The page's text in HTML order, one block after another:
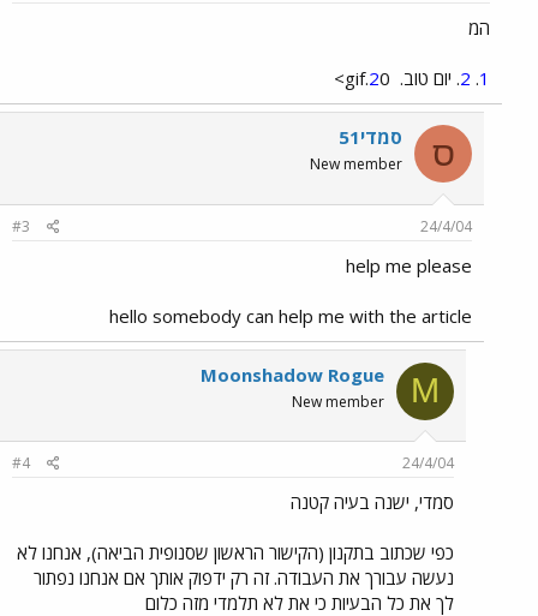
המ
1
.
2. יום טוב. 20.gif>
ס סמדי51
New member
24/4/04
#3
help me please
hello somebody can help me with the article
M
Moonshadow Rogue
New member
24/4/04
#4
סמדי, ישנה בעיה קטנה
כפי שכתוב בתקנון (הקישור הראשון שסנופית הביאה), אנחנו לא
נעשה עבורך את העבודה. זה רק ידפוק אותך אם אנחנו נפתור
לך את כל הבעיות כי את לא תלמדי מזה כלום